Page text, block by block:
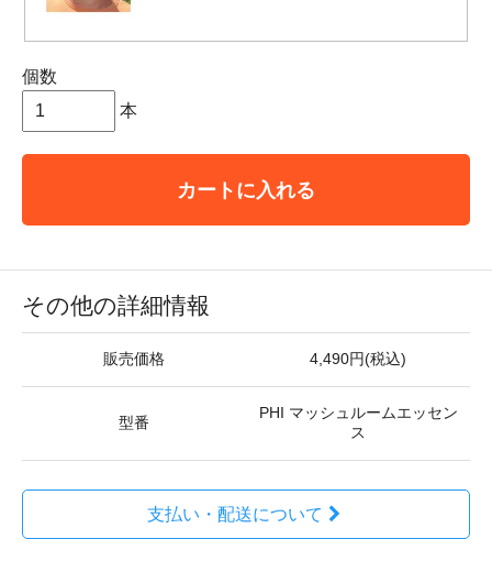
個数
本
カートに入れる
その他の詳細情報
販売価格 4,490円(税込)
型番
PHI マッシュルームエッセン
ス
支払い・配送について